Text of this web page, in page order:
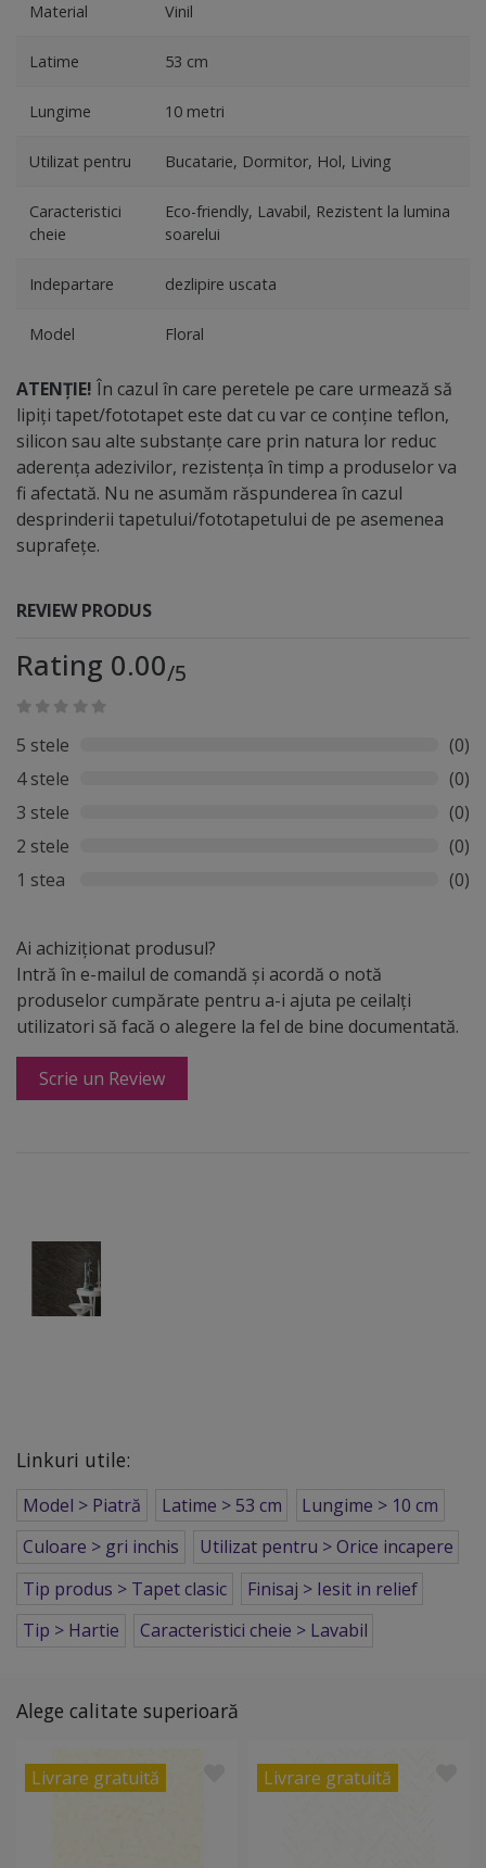
Material Vinil
Latime 53 cm
Lungime 10 metri
Utilizat pentru Bucatarie, Dormitor, Hol, Living
Caracteristici
cheie
Eco-friendly, Lavabil, Rezistent la lumina
soarelui
Indepartare dezlipire uscata
Model Floral
ATENȚIE! În cazul în care peretele pe care urmează să
lipiți tapet/fototapet este dat cu var ce conține teflon,
silicon sau alte substanțe care prin natura lor reduc
aderența adezivilor, rezistența în timp a produselor va
fi afectată. Nu ne asumăm răspunderea în cazul
desprinderii tapetului/fototapetului de pe asemenea
suprafețe.
REVIEW PRODUS
Rating 0.00/5
5 stele
(0)
4 stele
(0)
3 stele
(0)
2 stele
(0)
1 stea
(0)
Ai achiziționat produsul?
Intră în e-mailul de comandă și acordă o notă
produselor cumpărate pentru a-i ajuta pe ceilalți
utilizatori să facă o alegere la fel de bine documentată.
Scrie un Review
Linkuri utile:
Model > Piatră Latime > 53 cm
Lungime > 10 cm
Culoare > gri inchis
Utilizat pentru > Orice incapere
Tip produs > Tapet clasic
Finisaj > Iesit in relief
Tip > Hartie
Caracteristici cheie > Lavabil
Alege calitate superioară
Livrare gratuită Livrare gratuită